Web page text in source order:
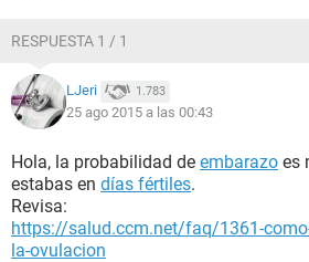
RESPUESTA 1 / 1
LJeri 1.783
25 ago 2015 a las 00:43
Hola, la probabilidad de embarazo es
estabas en días fértiles.
Revisa:
https://salud.ccm.net/faq/1361-
la-ovulacion